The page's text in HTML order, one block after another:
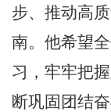
步、推动高
南。他希望
习，牢牢把
断巩固团结